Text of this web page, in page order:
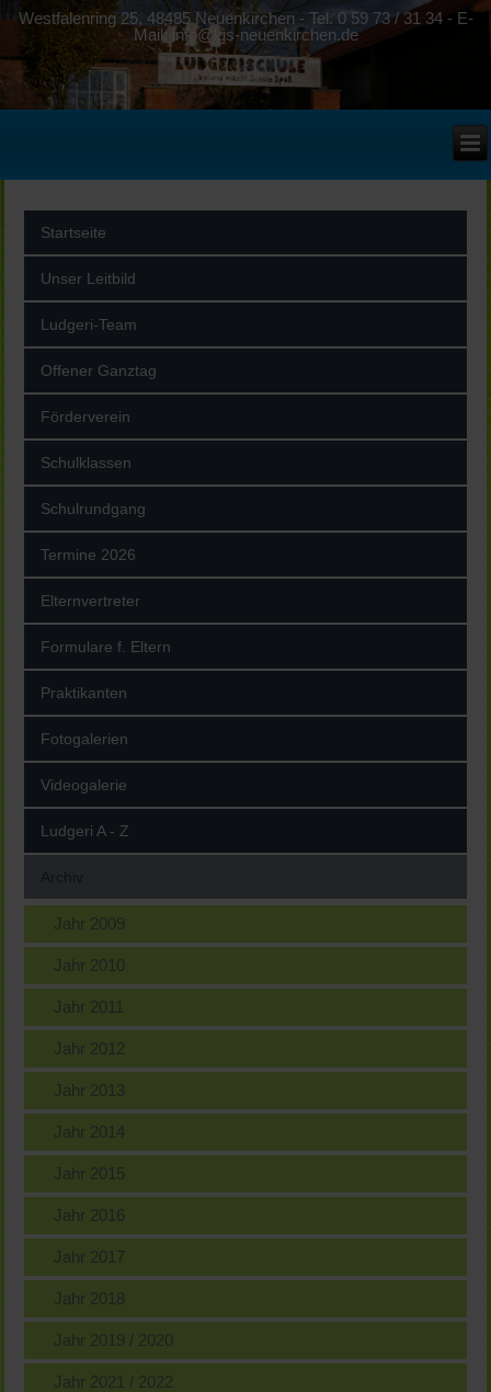
Westfalenring 25, 48485 Neuenkirchen - Tel. 0 59 73 / 31 34 - E-
Mail: info@lgs-neuenkirchen.de
Startseite
Unser Leitbild
Ludgeri-Team
Offener Ganztag
Förderverein
Schulklassen
Schulrundgang
Termine 2026
Elternvertreter
Formulare f. Eltern
Praktikanten
Fotogalerien
Videogalerie
Ludgeri A - Z
Jahr 2009
Jahr 2010
Jahr 2011
Jahr 2012
Jahr 2013
Jahr 2014
Jahr 2015
Jahr 2016
Jahr 2017
Jahr 2018
Jahr 2019 / 2020
Jahr 2021 / 2022